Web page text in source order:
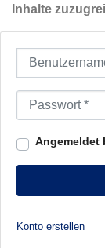
Inhalte
Benutzername
Passwort
Angemeldet
Konto erstellen